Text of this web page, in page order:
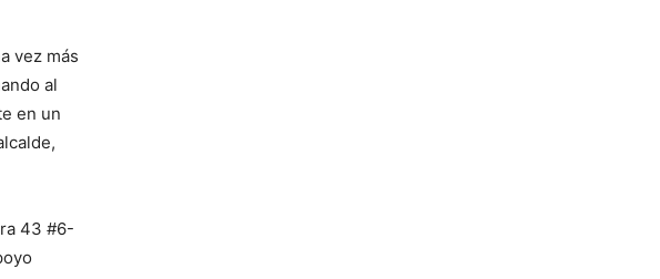
vez más
al
en un
43 #6-